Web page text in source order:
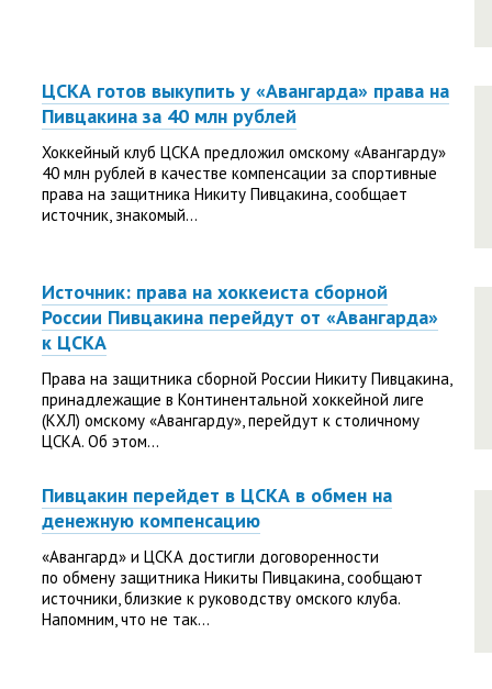
ЦСКА готов выкупить у «Авангарда» права на
Пивцакина за 40 млн рублей
Хоккейный клуб ЦСКА предложил омскому «Авангарду»
40 млн рублей в качестве компенсации за спортивные
права на защитника Никиту Пивцакина, сообщает
источник, знакомый...
Источник: права на хоккеиста сборной
России Пивцакина перейдут от «Авангарда»
к ЦСКА
Права на защитника сборной России Никиту Пивцакина,
принадлежащие в Континентальной хоккейной лиге
(КХЛ) омскому «Авангарду», перейдут к столичному
ЦСКА. Об этом...
Пивцакин перейдет в ЦСКА в обмен на
денежную компенсацию
«Авангард» и ЦСКА достигли договоренности
по обмену защитника Никиты Пивцакина, сообщают
источники, близкие к руководству омского клуба.
Напомним, что не так...